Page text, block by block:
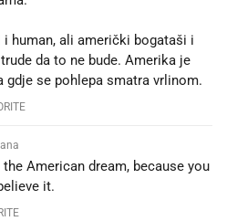
human, ali američki bogataši i
da to ne bude. Amerika je
gdje se pohlepa smatra vrlinom.
American dream, because you
it.